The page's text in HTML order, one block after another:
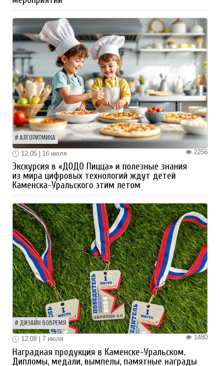
АЛГОРИТМИКА
2256
12:05 | 16 июля
Экскурсия в «ДОДО Пицца» и полезные знания
из мира цифровых технологий ждут детей
Каменска-Уральского этим летом
ДИЗАЙН ВОВРЕМЯ
1480
12:08 | 7 июля
Наградная продукция в Каменске-Уральском.
Дипломы, медали, вымпелы, памятные награды